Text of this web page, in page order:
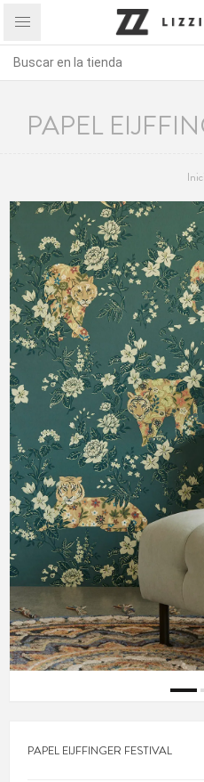
PAPEL
PAPEL EIJFFINGER FESTIVAL